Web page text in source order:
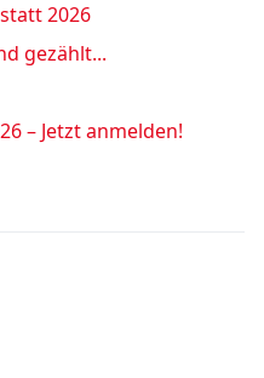
2026
gezählt...
– Jetzt anmelden!